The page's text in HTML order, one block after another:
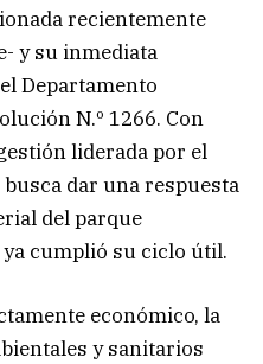
recientemente
y su inmediata
Departamento
N.º 1266. Con
liderada por el
dar una respuesta
del parque
cumplió su ciclo útil.
económico, la
y sanitarios